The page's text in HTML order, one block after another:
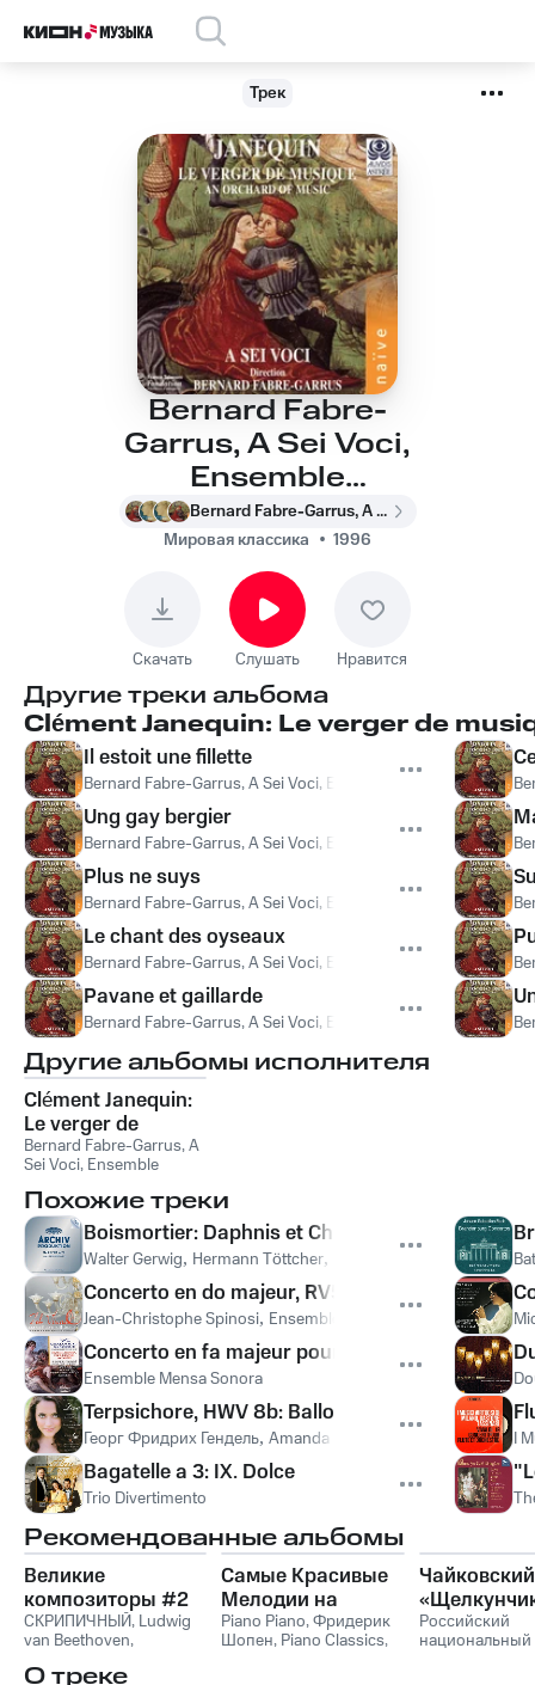
Трек
Bernard Fabre-
Garrus, A Sei Voci,
Ensemble
Labyrinthes, A Sei
Voci, Bernard Fabre-
Garrus, Ensemble
Labyrinthes -
Tourdion c'est grand
plaisir
Bernard Fabre-Garrus, A Sei Voci, Ensemble Labyrinthes, A Sei Voci, Bernard Fabre-Garrus, Ensemble Labyrinthes
Мировая классика
1996
Скачать Слушать Нравится
Другие треки альбома
Clément Janequin: Le verger de
Il estoit une fillette
Bernard Fabre-Garrus, A Sei Voci, Ensemble Labyrinthes,A
Ung gay bergier
Bernard Fabre-Garrus, A Sei Voci, Ensemble Labyrinthes,A
Plus ne suys
Bernard Fabre-Garrus, A Sei Voci, Ensemble Labyrinthes,A
Le chant des oyseaux
Bernard Fabre-Garrus, A Sei Voci, Ensemble Labyrinthes,A
Pavane et gaillarde
Bernard Fabre-Garrus, A Sei Voci, Ensemble Labyrinthes,A
Другие альбомы исполнителя
Clément Janequin:
Le verger de
musique
Bernard Fabre-Garrus, A
Sei Voci, Ensemble
Bernard Fabre-Garrus,
Ensemble Labyrinthes
Похожие треки
Boismortier: Daphnis et Chloé - Air pour les
Walter Gerwig, Hermann Töttcher, Herbert Tauscher,Ilse Brix-
Concerto en do majeur, RV559: Largo
Jean-Christophe Spinosi, Ensemble Matheus Philippe
Concerto en fa majeur pour chalumeaux
Ensemble Mensa Sonora
Terpsichore, HWV 8b: Ballo
Георг Фридрих Гендель, Amanda Forsythe
Bagatelle a 3: IX. Dolce
Trio Divertimento
I
Рекомендованные альбомы
Великие
композиторы #2
СКРИПИЧНЫЙ, Ludwig
van Beethoven,
Франц Шуберт
Самые Красивые
Мелодии на
Пианино
Piano Piano,Фридерик
Шопен, Piano Classics,
Чайковский
Российский
национальный
О треке